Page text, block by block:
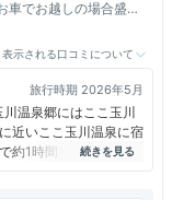
車でお越しの場合盛岡
表示される口コミについて
旅行時期 2026年5月
温泉郷にはここ玉川
近いここ玉川温泉に宿
約1時間半、終点でバ
通路で繋がっていて、